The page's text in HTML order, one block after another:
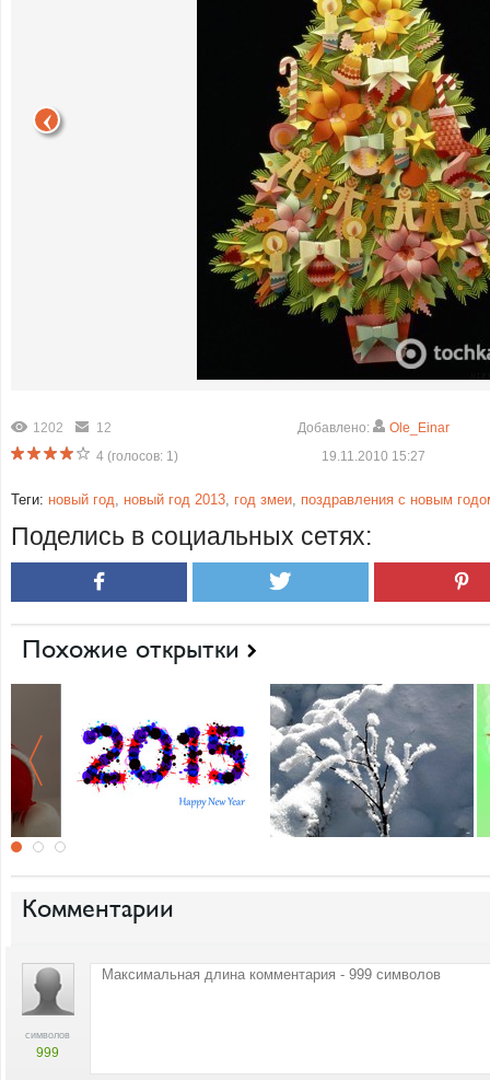
1202
12
4 (голосов: 1)
Добавлено:
Ole_Einar
19.11.2010 15:27
Теги: новый год, новый год 2013, год змеи, поздравления с новым
Поделись в социальных сетях:
Похожие открытки
Комментарии
символов
999